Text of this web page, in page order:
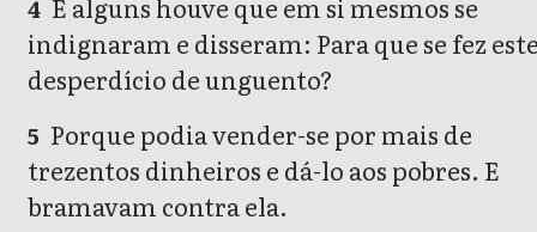
4 E alguns houve que em si mesmos se
indignaram e disseram: Para que se fez
desperdício de unguento?
5 Porque podia vender-se por mais de
trezentos dinheiros e dá-lo aos pobres. E
bramavam contra ela.